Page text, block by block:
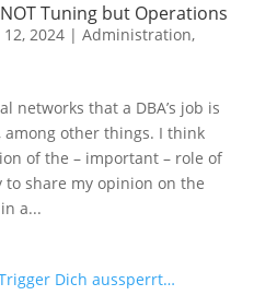
Tuning but Operations
12, 2024| Administration,
networks that a DBA’s job is
among other things. I think
of the – important – role of
to share my opinion on the
a...